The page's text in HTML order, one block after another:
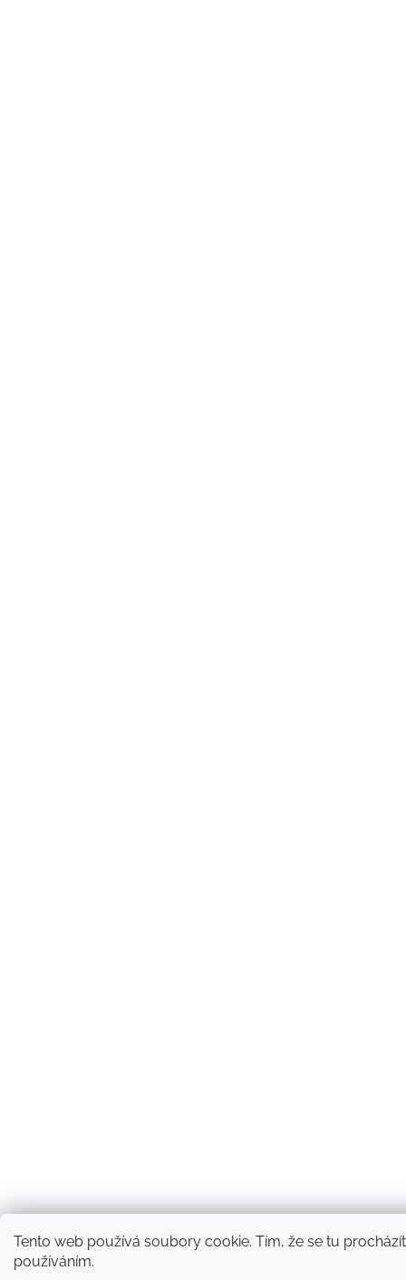
Tento web používá soubory cookie. Tím, že se tu
používáním.